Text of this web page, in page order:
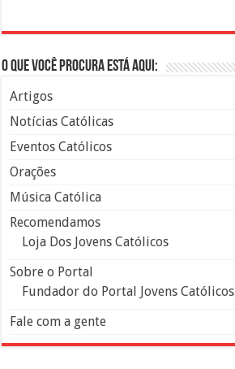
O que você procura está aqui:
Artigos
Notícias Católicas
Eventos Católicos
Orações
Música Católica
Recomendamos
Loja Dos Jovens Católicos
Sobre o Portal
Fundador do Portal Jovens Católicos
Fale com a gente